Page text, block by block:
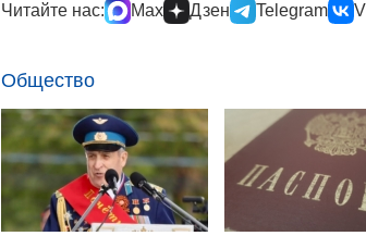
Читайте нас: Max Дзен Telegram
Общество